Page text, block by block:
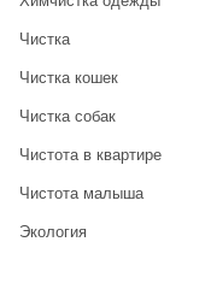
Чистка
Чистка кошек
Чистка собак
Чистота в квартире
Чистота малыша
Экология